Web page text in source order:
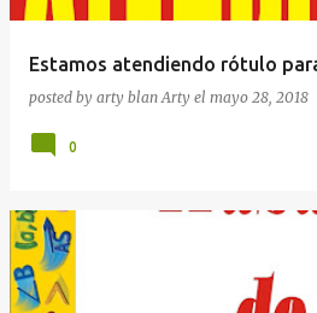
Estamos atendiendo rótulo
posted by arty blanArty el mayo 28, 2018
0